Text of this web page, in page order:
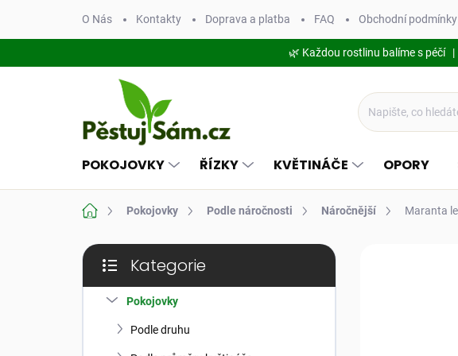
obsah
O Nás Kontakty Doprava a platba FAQ Obchodní podmínky
🌿 Každou rostlinu balíme s péčí
POKOJOVKY ŘÍZKY KVĚTINÁČE OPORY
Domů Pokojovky Podle náročnosti Náročnější Maranta
P
s
kategorie
Kategorie
Pokojovky
Podle druhu